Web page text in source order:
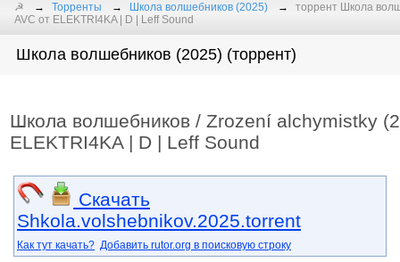
☭ Торренты Школа волшебников (2025)
торрент Школа
AVC от ELEKTRI4KA | D | Leff Sound
Школа волшебников (2025) (торрент)
Школа волшебников / Zrození alchymistky
ELEKTRI4KA | D | Leff Sound
Скачать
Shkola.volshebnikov.2025.torrent
Как тут качать? Добавить rutor.org в поисковую строку